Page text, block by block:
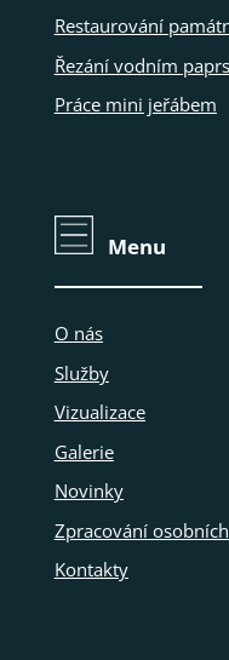
Restaurování
Řezání vodním
Práce mini jeřábem
Menu
O nás
Služby
Vizualizace
Galerie
Novinky
Zpracování
Kontakty